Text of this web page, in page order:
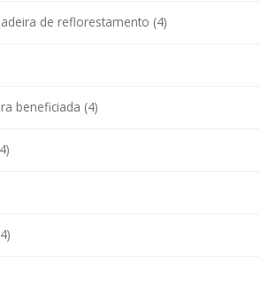
de reflorestamento (4)
beneficiada (4)